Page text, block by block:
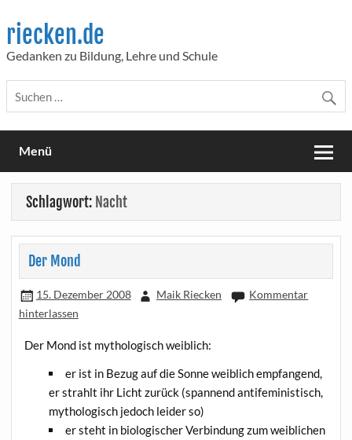
content
riecken.de
Gedanken zu Bildung, Lehre und Schule
Menü
Schlagwort: Nacht
Der Mond
15. Dezember 2008 Maik Riecken
Kommentar
hinterlassen
Der Mond ist mytho­lo­gisch weiblich:
er ist in Bezug auf die Son­ne weib­lich emp­fan­gend,
er strahlt ihr Licht zurück (span­nend anti­fe­mi­nis­tisch,
mytho­lo­gisch jedoch lei­der so)
er steht in bio­lo­gi­scher Ver­bin­dung zum weib­li­chen